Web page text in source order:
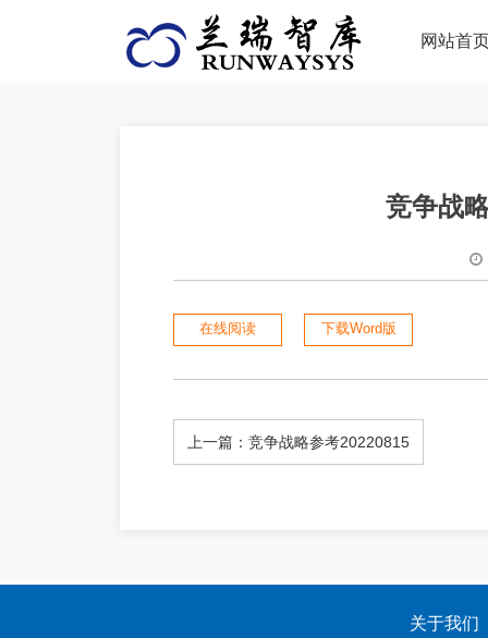
网站首
竞争战
在线阅读 下载Word版
上一篇：竞争战略参考20220815
关于我们